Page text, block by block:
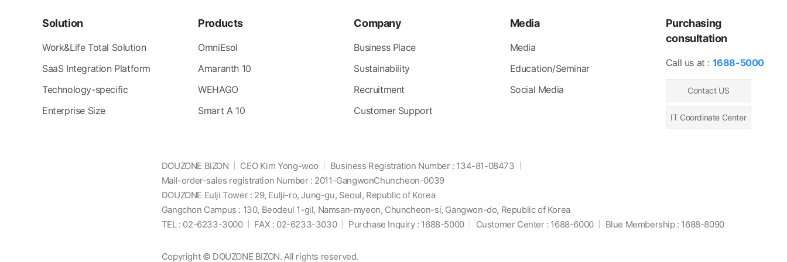
Solution
Work&Life Total Solution
SaaS Integration Platform
Technology-specific
Enterprise Size
Products
OmniEsol
Amaranth 10
WEHAGO
Smart A 10
Company
Business Place
Sustainability
Recruitment
Customer Support
Media
Media
Education/Seminar
Social Media
Purchasing
consultation
Call us at : 1688-5000
Contact US
IT Coordinate Center
DOUZONE BIZON CEO Kim Yong-woo
Business Registration Number : 134-81-08473
Mail-order-sales registration Number : 2011-GangwonChuncheon-0039
DOUZONE Eulji Tower : 29, Eulji-ro, Jung-gu, Seoul, Republic of Korea
Gangchon Campus : 130, Beodeul 1-gil, Namsan-myeon, Chuncheon-si, Gangwon-do, Republic of Korea
TEL : 02-6233-3000
FAX : 02-6233-3030 Purchase Inquiry : 1688-5000 Customer Center : 1688-6000 Blue Membership : 1688-8090
Copyright © DOUZONE BIZON. All rights reserved.